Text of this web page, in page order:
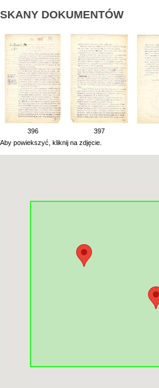
SKANY DOKUMENTÓW
396 397
Aby powiekszyć, kliknij na zdjęcie.